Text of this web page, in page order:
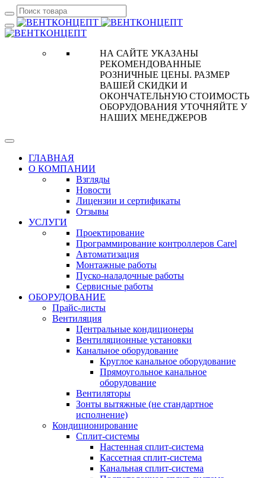
НА САЙТЕ УКАЗАНЫ
РЕКОМЕНДОВАННЫЕ
РОЗНИЧНЫЕ ЦЕНЫ. РАЗМЕР
ВАШЕЙ СКИДКИ И
ОКОНЧАТЕЛЬНУЮ СТОИМОСТЬ
ОБОРУДОВАНИЯ УТОЧНЯЙТЕ У
НАШИХ МЕНЕДЖЕРОВ
ГЛАВНАЯ
О КОМПАНИИ
Взгляды
Новости
Лицензии и сертификаты
Отзывы
УСЛУГИ
Проектирование
Программирование контроллеров Carel
Автоматизация
Монтажные работы
Пуско-наладочные работы
Сервисные работы
ОБОРУДОВАНИЕ
Прайс-листы
Вентиляция
Центральные кондиционеры
Вентиляционные установки
Канальное оборудование
Круглое канальное оборудование
Прямоугольное канальное
оборудование
Вентиляторы
Зонты вытяжные (не стандартное
исполнение)
Кондиционирование
Сплит-системы
Настенная сплит-система
Кассетная сплит-система
Канальная сплит-система